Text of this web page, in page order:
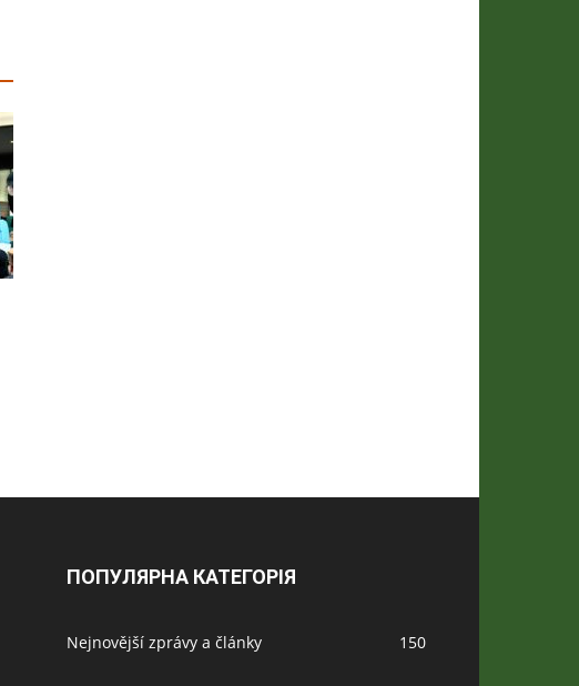
ПОПУЛЯРНА КАТЕГОРІЯ
Nejnovější zprávy a články 150